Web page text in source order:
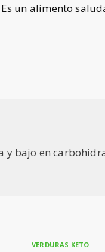
un alimento
y bajo en
VERDURAS KETO